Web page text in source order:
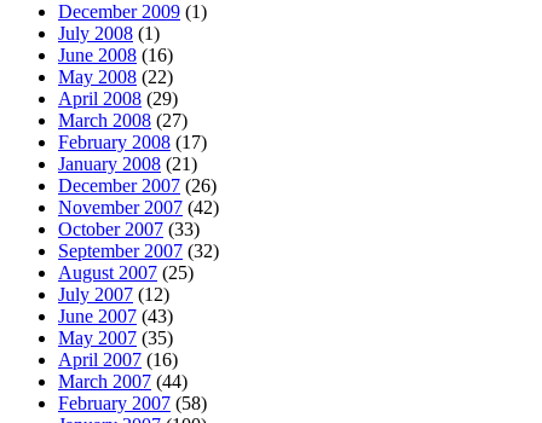
December 2009 (1)
July 2008 (1)
June 2008 (16)
May 2008 (22)
April 2008 (29)
March 2008 (27)
February 2008 (17)
January 2008 (21)
December 2007 (26)
November 2007 (42)
October 2007 (33)
September 2007 (32)
August 2007 (25)
July 2007 (12)
June 2007 (43)
May 2007 (35)
April 2007 (16)
March 2007 (44)
February 2007 (58)